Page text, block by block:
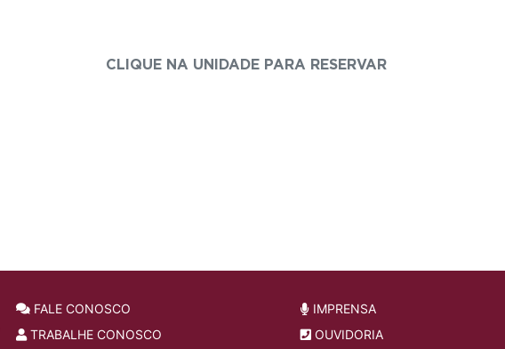
CLIQUE NA UNIDADE PARA RESERVAR
FALE CONOSCO
TRABALHE CONOSCO
IMPRENSA
OUVIDORIA